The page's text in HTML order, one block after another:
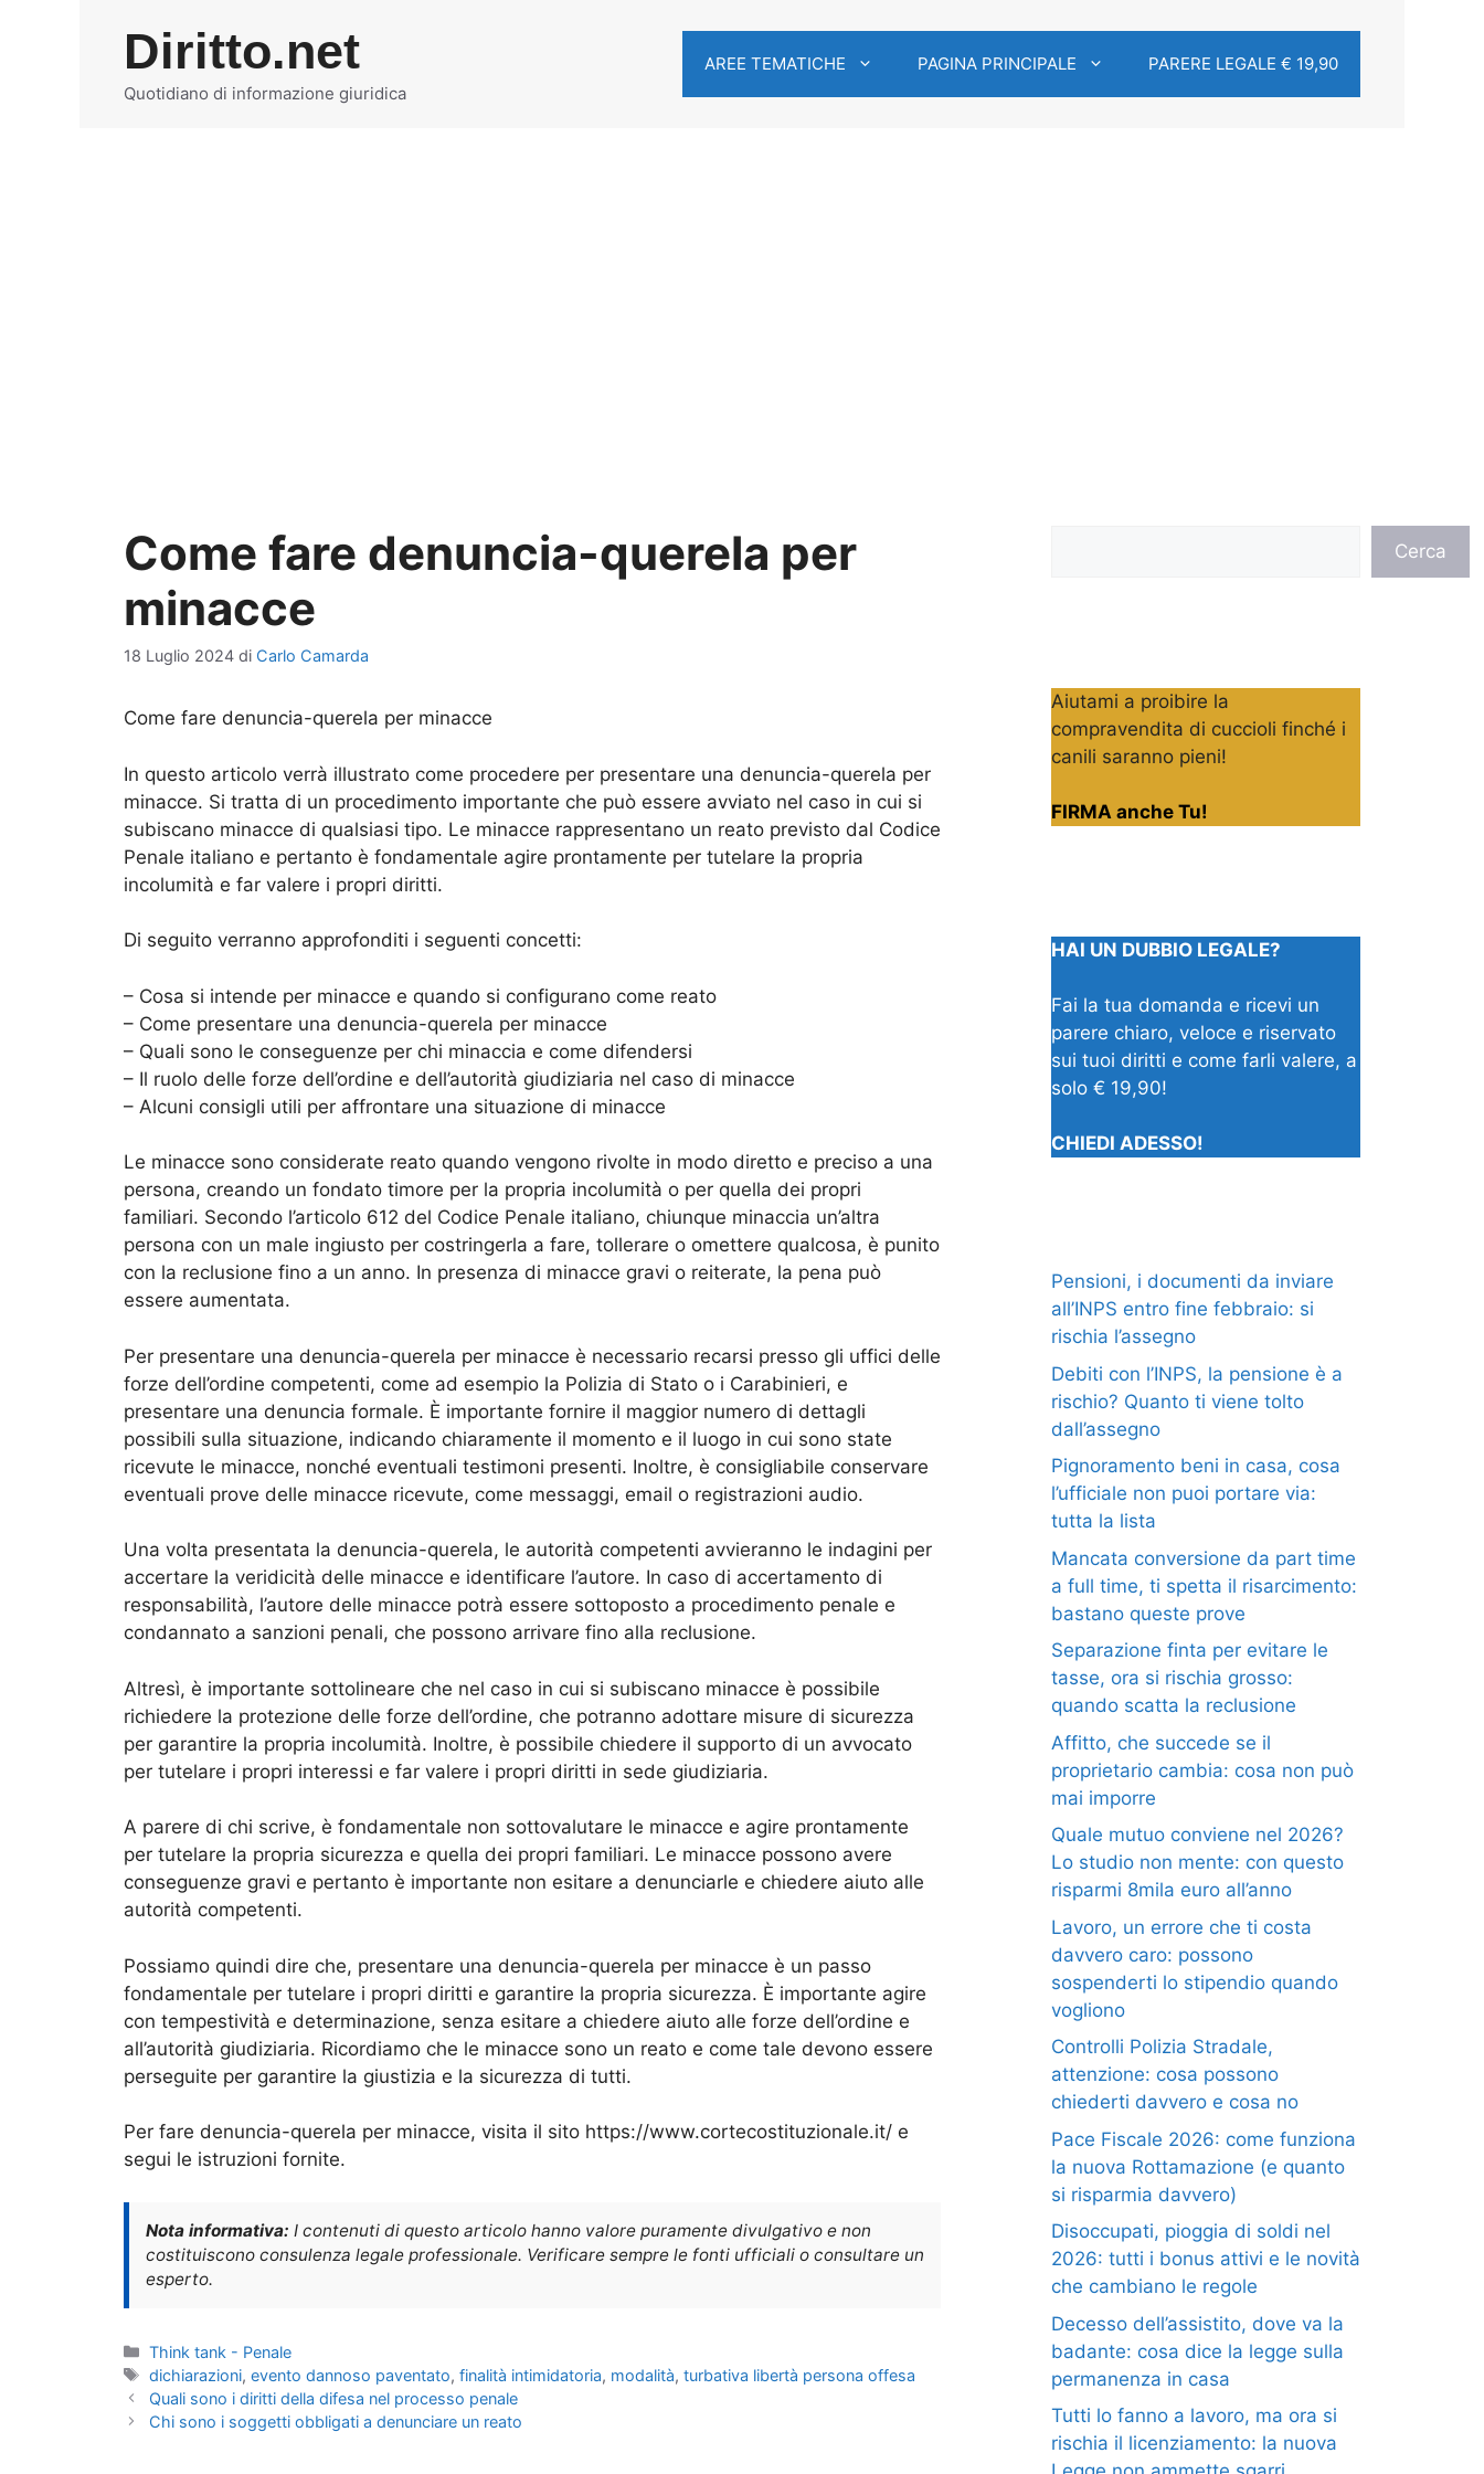
Diritto.net
Quotidiano di informazione giuridica
AREE TEMATICHE PAGINA PRINCIPALE PARERE LEGALE € 19,90
Come fare denuncia-querela per
minacce
18 Luglio 2024 di Carlo Camarda
Come fare denuncia-querela per minacce
In questo articolo verrà illustrato come procedere per presentare una denuncia-querela per
minacce. Si tratta di un procedimento importante che può essere avviato nel caso in cui si
subiscano minacce di qualsiasi tipo. Le minacce rappresentano un reato previsto dal Codice
Penale italiano e pertanto è fondamentale agire prontamente per tutelare la propria
incolumità e far valere i propri diritti.
Di seguito verranno approfonditi i seguenti concetti:
– Cosa si intende per minacce e quando si configurano come reato
– Come presentare una denuncia-querela per minacce
– Quali sono le conseguenze per chi minaccia e come difendersi
– Il ruolo delle forze dell’ordine e dell’autorità giudiziaria nel caso di minacce
– Alcuni consigli utili per affrontare una situazione di minacce
Le minacce sono considerate reato quando vengono rivolte in modo diretto e preciso a una
persona, creando un fondato timore per la propria incolumità o per quella dei propri
familiari. Secondo l’articolo 612 del Codice Penale italiano, chiunque minaccia un’altra
persona con un male ingiusto per costringerla a fare, tollerare o omettere qualcosa, è punito
con la reclusione fino a un anno. In presenza di minacce gravi o reiterate, la pena può
essere aumentata.
Per presentare una denuncia-querela per minacce è necessario recarsi presso gli uffici delle
forze dell’ordine competenti, come ad esempio la Polizia di Stato o i Carabinieri, e
presentare una denuncia formale. È importante fornire il maggior numero di dettagli
possibili sulla situazione, indicando chiaramente il momento e il luogo in cui sono state
ricevute le minacce, nonché eventuali testimoni presenti. Inoltre, è consigliabile conservare
eventuali prove delle minacce ricevute, come messaggi, email o registrazioni audio.
Una volta presentata la denuncia-querela, le autorità competenti avvieranno le indagini per
accertare la veridicità delle minacce e identificare l’autore. In caso di accertamento di
responsabilità, l’autore delle minacce potrà essere sottoposto a procedimento penale e
condannato a sanzioni penali, che possono arrivare fino alla reclusione.
Altresì, è importante sottolineare che nel caso in cui si subiscano minacce è possibile
richiedere la protezione delle forze dell’ordine, che potranno adottare misure di sicurezza
per garantire la propria incolumità. Inoltre, è possibile chiedere il supporto di un avvocato
per tutelare i propri interessi e far valere i propri diritti in sede giudiziaria.
A parere di chi scrive, è fondamentale non sottovalutare le minacce e agire prontamente
per tutelare la propria sicurezza e quella dei propri familiari. Le minacce possono avere
conseguenze gravi e pertanto è importante non esitare a denunciarle e chiedere aiuto alle
autorità competenti.
Possiamo quindi dire che, presentare una denuncia-querela per minacce è un passo
fondamentale per tutelare i propri diritti e garantire la propria sicurezza. È importante agire
con tempestività e determinazione, senza esitare a chiedere aiuto alle forze dell’ordine e
all’autorità giudiziaria. Ricordiamo che le minacce sono un reato e come tale devono essere
perseguite per garantire la giustizia e la sicurezza di tutti.
Per fare denuncia-querela per minacce, visita il sito https://www.cortecostituzionale.it/ e
segui le istruzioni fornite.
Nota informativa: I contenuti di questo articolo hanno valore puramente divulgativo e non
costituiscono consulenza legale professionale. Verificare sempre le fonti ufficiali o consultare un
esperto.
Categorie
Think tank - Penale
Tag
dichiarazioni,evento dannoso paventato,finalità intimidatoria, modalità,turbativa libertà persona offesa
Quali sono i diritti della difesa nel processo penale
Chi sono i soggetti obbligati a denunciare un reato
Cerca
Aiutami a proibire la
compravendita di cuccioli finché i
canili saranno pieni!
FIRMA anche Tu!
HAI UN DUBBIO LEGALE?
Fai la tua domanda e ricevi un
parere chiaro, veloce e riservato
sui tuoi diritti e come farli valere, a
solo € 19,90!
CHIEDI ADESSO!
Pensioni, i documenti da inviare
all’INPS entro fine febbraio: si
rischia l’assegno
Debiti con l’INPS, la pensione è a
rischio? Quanto ti viene tolto
dall’assegno
Pignoramento beni in casa, cosa
l’ufficiale non puoi portare via:
tutta la lista
Mancata conversione da part time
a full time, ti spetta il risarcimento:
bastano queste prove
Separazione finta per evitare le
tasse, ora si rischia grosso:
quando scatta la reclusione
Affitto, che succede se il
proprietario cambia: cosa non può
mai imporre
Quale mutuo conviene nel 2026?
Lo studio non mente: con questo
risparmi 8mila euro all’anno
Lavoro, un errore che ti costa
davvero caro: possono
sospenderti lo stipendio quando
vogliono
Controlli Polizia Stradale,
attenzione: cosa possono
chiederti davvero e cosa no
Pace Fiscale 2026: come funziona
la nuova Rottamazione (e quanto
si risparmia davvero)
Disoccupati, pioggia di soldi nel
2026: tutti i bonus attivi e le novità
che cambiano le regole
Decesso dell’assistito, dove va la
badante: cosa dice la legge sulla
permanenza in casa
Tutti lo fanno a lavoro, ma ora si
rischia il licenziamento: la nuova